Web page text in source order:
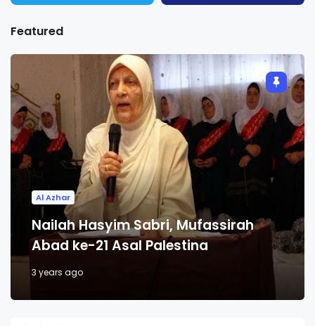
Featured
Al Azhar
Nailah Hasyim Sabri, Mufassirah
Abad ke-21 Asal Palestina
3 years ago